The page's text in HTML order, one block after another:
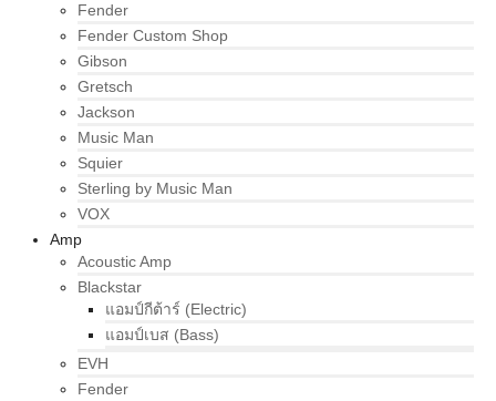
Fender
Fender Custom Shop
Gibson
Gretsch
Jackson
Music Man
Squier
Sterling by Music Man
VOX
Amp
Acoustic Amp
Blackstar
แอมป์กีต้าร์ (Electric)
แอมป์เบส (Bass)
EVH
Fender